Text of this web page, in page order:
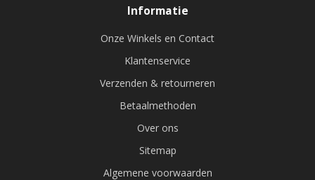
Informatie
Onze Winkels en Contact
Klantenservice
Verzenden & retourneren
Betaalmethoden
Over ons
Sitemap
Algemene voorwaarden